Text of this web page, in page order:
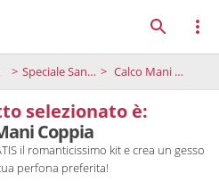
Speciale San Valentino Calco Mani Coppia
selezionato è:
Coppia
il romanticissimo kit e crea un gesso
perfona preferita!